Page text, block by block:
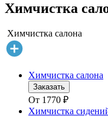
Химчистка
Химчистка салона
Химчистка салона
Заказать
От 1770 ₽
Химчистка